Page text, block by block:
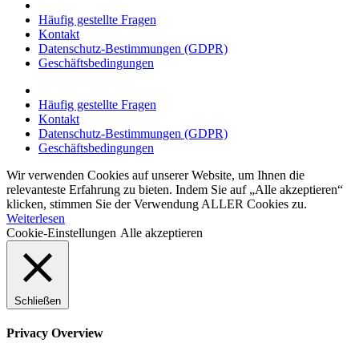
Häufig gestellte Fragen
Kontakt
Datenschutz-Bestimmungen (GDPR)
Geschäftsbedingungen
Häufig gestellte Fragen
Kontakt
Datenschutz-Bestimmungen (GDPR)
Geschäftsbedingungen
Wir verwenden Cookies auf unserer Website, um Ihnen die
relevanteste Erfahrung zu bieten. Indem Sie auf „Alle akzeptieren“
klicken, stimmen Sie der Verwendung ALLER Cookies zu.
Weiterlesen
Cookie-Einstellungen Alle akzeptieren
Schließen
Privacy Overview